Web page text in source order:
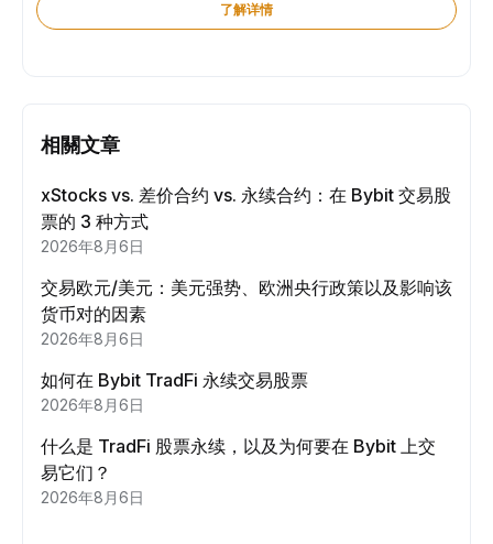
了解详情
相關文章
xStocks vs. 差价合约 vs. 永续合约：在 Bybit 交易股
票的 3 种方式
2026年8月6日
交易欧元/美元：美元强势、欧洲央行政策以及影响该
货币对的因素
2026年8月6日
如何在 Bybit TradFi 永续交易股票
2026年8月6日
什么是 TradFi 股票永续，以及为何要在 Bybit 上交
易它们？
2026年8月6日